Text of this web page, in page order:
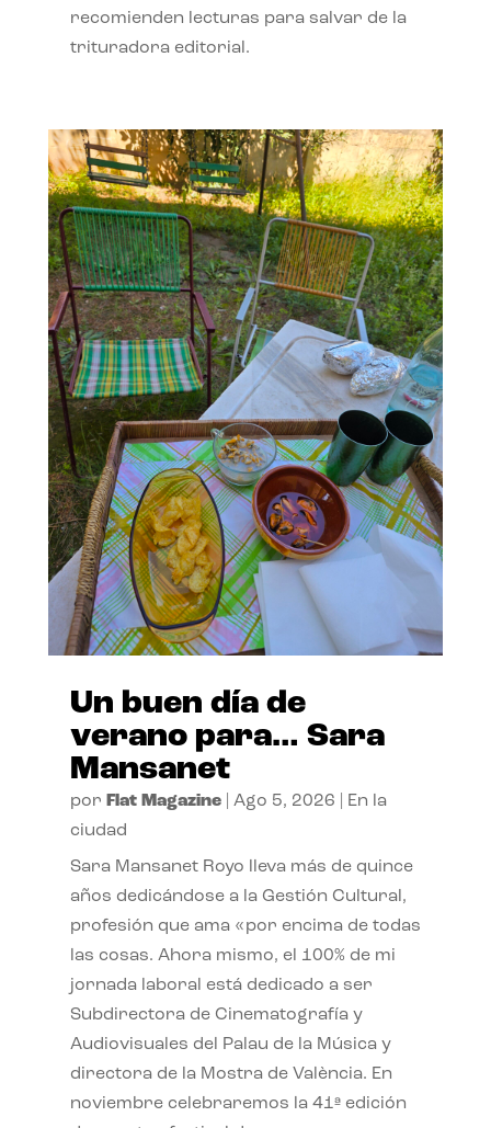
recomienden lecturas para salvar de la
trituradora editorial.
Un buen día de
verano para… Sara
Mansanet
por Flat Magazine| Ago 5, 2026
En la
ciudad
Sara Mansanet Royo lleva más de quince
años dedicándose a la Gestión Cultural,
profesión que ama «por encima de todas
las cosas. Ahora mismo, el 100% de mi
jornada laboral está dedicado a ser
Subdirectora de Cinematografía y
Audiovisuales del Palau de la Música y
directora de la Mostra de València. En
noviembre celebraremos la 41ª edición